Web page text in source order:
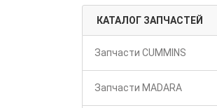
КАТАЛОГ ЗАПЧАСТЕЙ
Запчасти CUMMINS
Запчасти MADARA